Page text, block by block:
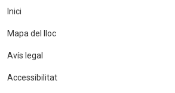
Inici
Mapa del lloc
Avís legal
Accessibilitat